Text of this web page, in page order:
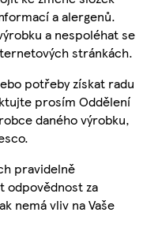
a alergenů.
a nespoléhat se
stránkách.
potřeby získat radu
prosím Oddělení
daného výrobku,
pravidelně
odpovědnost za
nemá vliv na Vaše